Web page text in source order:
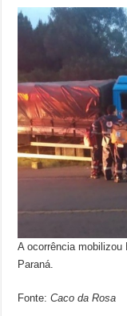
A ocorrência
Paraná.
Fonte:Caco da Rosa